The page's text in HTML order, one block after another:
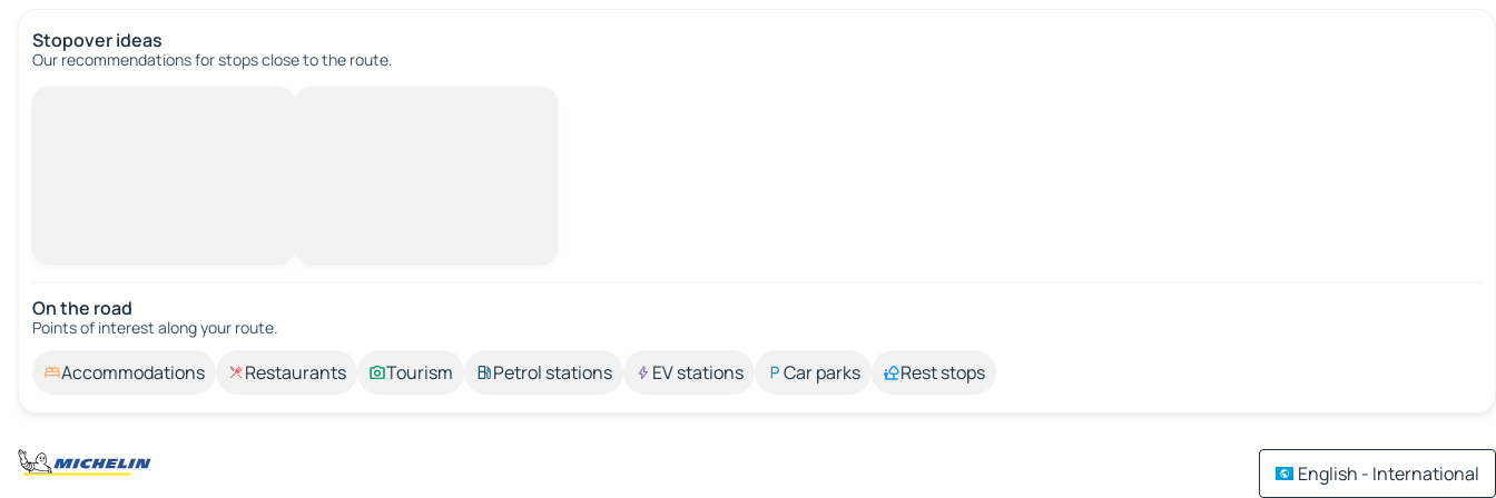
Stopover ideas
Our recommendations for stops close to the route.
On the road
Points of interest along your route.
Accommodations Restaurants Tourism Petrol stations EV stations Car parks Rest stops
English - International